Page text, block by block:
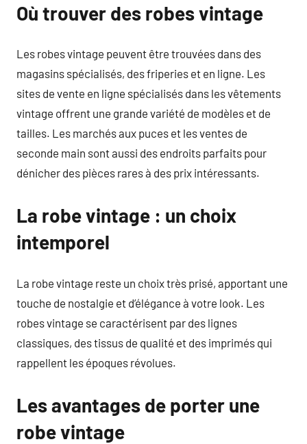
Où trouver des robes vintage
Les robes vintage peuvent être trouvées dans des
magasins spécialisés, des friperies et en ligne. Les
sites de vente en ligne spécialisés dans les vêtements
vintage offrent une grande variété de modèles et de
tailles. Les marchés aux puces et les ventes de
seconde main sont aussi des endroits parfaits pour
dénicher des pièces rares à des prix intéressants.
La robe vintage : un choix
intemporel
La robe vintage reste un choix très prisé, apportant une
touche de nostalgie et d’élégance à votre look. Les
robes vintage se caractérisent par des lignes
classiques, des tissus de qualité et des imprimés qui
rappellent les époques révolues.
Les avantages de porter une
robe vintage